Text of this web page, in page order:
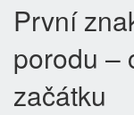
První
porodu –
začátku